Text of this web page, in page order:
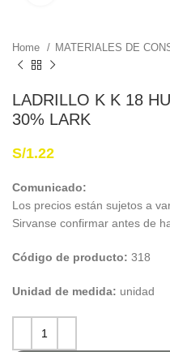
Home MATERIALES DE
LADRILLO K K 18
30% LARK
S/1.22
Comunicado:
Los precios están sujetos a
Sirvanse confirmar antes de
Código de producto: 318
Unidad de medida: unidad